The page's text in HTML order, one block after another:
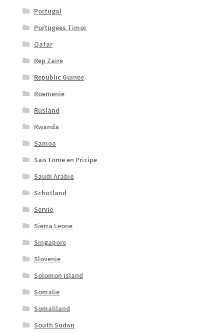
Portugal
Portugees Timor
Qatar
Rep Zaire
Republic Guinee
Roemenie
Rusland
Rwanda
Samoa
Sao Tome en Pricipe
Saudi Arabië
Schotland
Servië
Sierra Leone
Singapore
Slovenie
Solomon island
Somalie
Somaliland
South Sudan